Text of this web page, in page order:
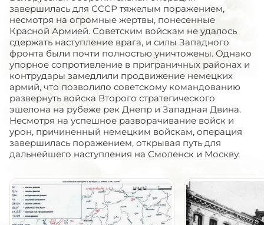
завершилась для СССР тяжелым поражением,
несмотря на огромные жертвы, понесенные
Красной Армией. Советским войскам не удалось
сдержать наступление врага, и силы Западного
фронта были почти полностью уничтожены. Однако
упорное сопротивление в приграничных районах и
контрудары замедлили продвижение немецких
армий, что позволило советскому командованию
развернуть войска Второго стратегического
эшелона на рубеже рек Днепр и Западная Двина.
Несмотря на успешное разворачивание войск и
урон, причиненный немецким войскам, операция
завершилась поражением, открывая путь для
дальнейшего наступления на Смоленск и Москву.